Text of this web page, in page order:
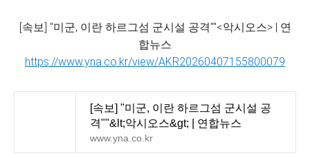
[속보] "미군, 이란 하르그섬 군시설 공격""<악시오스> | 연
합뉴스
https://www.yna.co.kr/view/AKR20260407155800079
[속보] "미군, 이란 하르그섬 군시설 공
격""&lt;악시오스&gt; | 연합뉴스
www.yna.co.kr